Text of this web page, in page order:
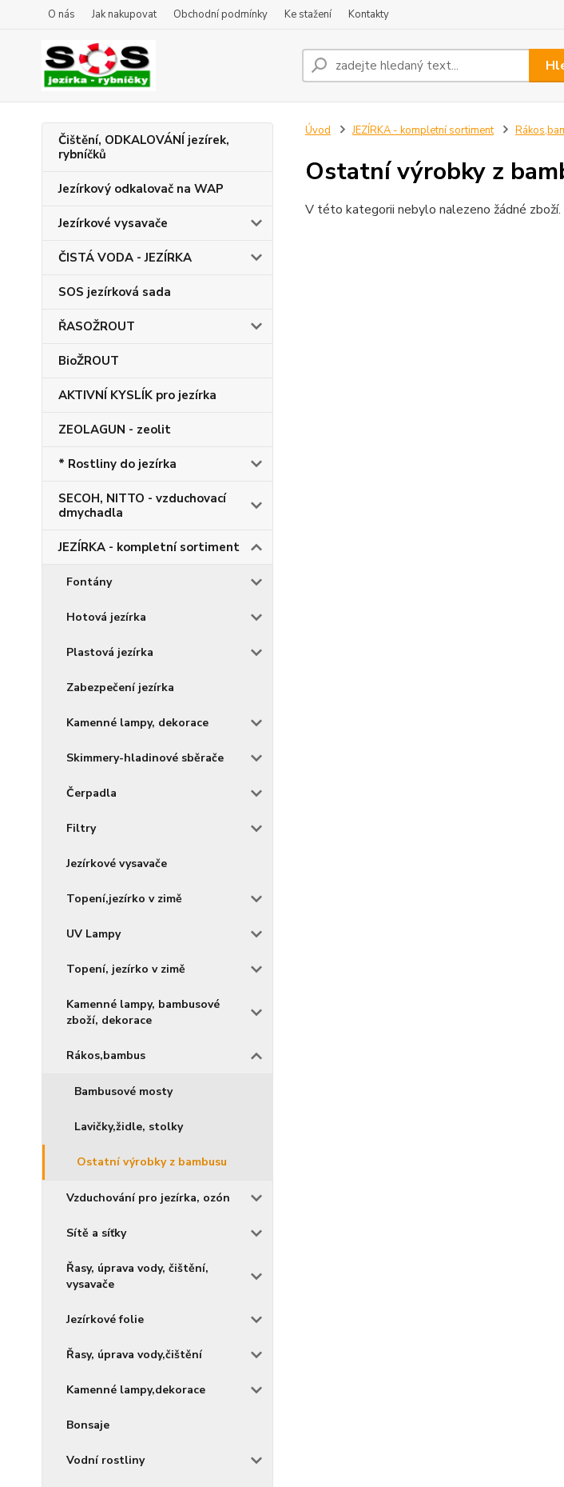
O nás Jak nakupovat Obchodní podmínky Ke stažení Kontakty
Čištění, ODKALOVÁNÍ jezírek,
rybníčků
Jezírkový odkalovač na WAP
Jezírkové vysavače
ČISTÁ VODA - JEZÍRKA
SOS jezírková sada
ŘASOŽROUT
BioŽROUT
AKTIVNÍ KYSLÍK pro jezírka
ZEOLAGUN - zeolit
* Rostliny do jezírka
SECOH, NITTO - vzduchovací
dmychadla
JEZÍRKA - kompletní sortiment
Fontány
Hotová jezírka
Plastová jezírka
Zabezpečení jezírka
Kamenné lampy, dekorace
Skimmery-hladinové sběrače
Čerpadla
Filtry
Jezírkové vysavače
Topení,jezírko v zimě
UV Lampy
Topení, jezírko v zimě
Kamenné lampy, bambusové
zboží, dekorace
Rákos,bambus
Bambusové mosty
Lavičky,židle, stolky
Ostatní výrobky z bambusu
Vzduchování pro jezírka, ozón
Sítě a síťky
Řasy, úprava vody, čištění,
vysavače
Jezírkové folie
Řasy, úprava vody,čištění
Kamenné lampy,dekorace
Bonsaje
Vodní rostliny
Úvod JEZÍRKA - kompletní sortiment
Ostatní výrobky z
V této kategorii nebylo nalezeno žádné zboží.